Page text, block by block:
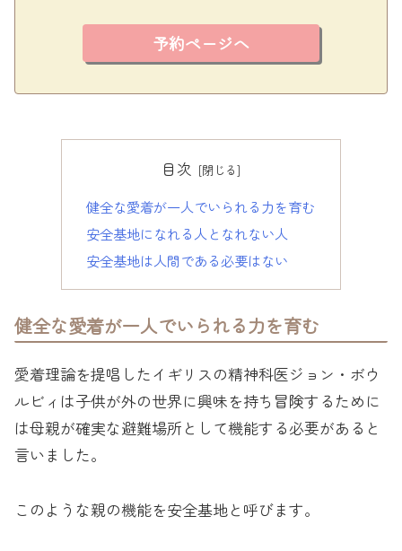
予約ページへ
目次
健全な愛着が一人でいられる力を育む
安全基地になれる人となれない人
安全基地は人間である必要はない
健全な愛着が一人でいられる力を育む
愛着理論を提唱したイギリスの精神科医ジョン・ボウ
ルビィは子供が外の世界に興味を持ち冒険するために
は母親が確実な避難場所として機能する必要があると
言いました。
このような親の機能を安全基地と呼びます。